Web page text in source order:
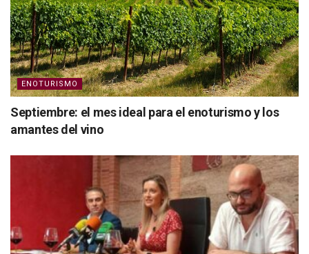
ENOTURISMO
Septiembre: el mes ideal para el enoturismo y los
amantes del vino